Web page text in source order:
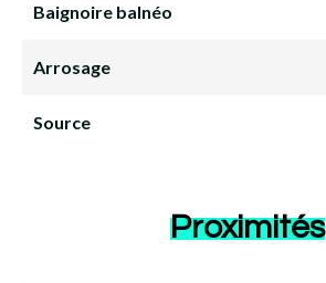
Baignoire balnéo
Arrosage
Source
Proximités